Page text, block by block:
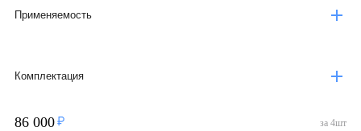
Применяемость
Комплектация
86 000 за 4шт